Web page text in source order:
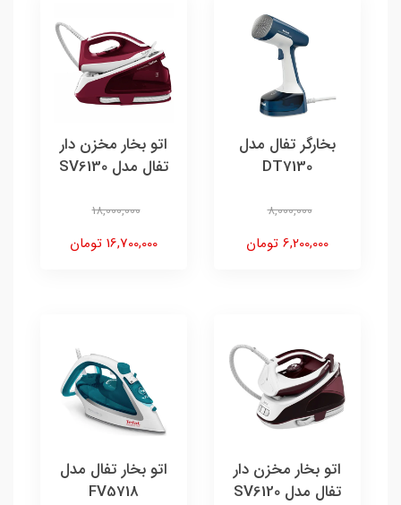
بخارگر تفال مدل
DT7130
8,000,000
6,200,000 تومان
اتو بخار مخزن دار
تفال مدل SV6130
18,000,000
16,700,000 تومان
اتو بخار مخزن دار
تفال مدل SV6120
اتو بخار تفال مدل
FV5718